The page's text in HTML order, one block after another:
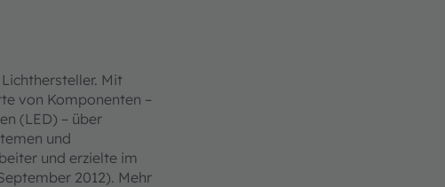
Mit
von Komponenten –
(LED) – über
und
und erzielte im
2012). Mehr